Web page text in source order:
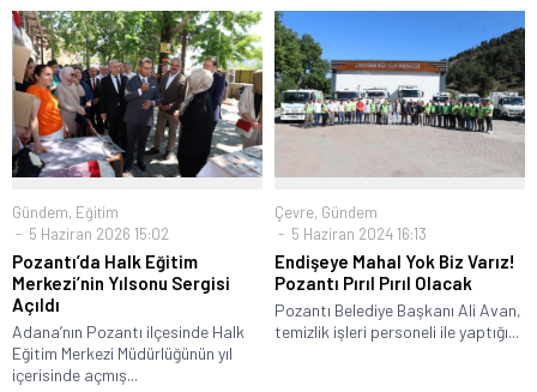
Gündem, Eğitim
5 Haziran 2026 15:02
Pozantı’da Halk Eğitim
Merkezi’nin Yılsonu Sergisi
Açıldı
Adana’nın Pozantı ilçesinde Halk
Eğitim Merkezi Müdürlüğünün yıl
içerisinde açmış...
Çevre, Gündem
5 Haziran 2024 16:13
Endişeye Mahal Yok Biz Varız!
Pozantı Pırıl Pırıl Olacak
Pozantı Belediye Başkanı Ali Avan,
temizlik işleri personeli ile yaptığı...